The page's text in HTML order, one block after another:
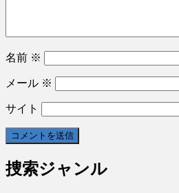
名前 ※
メール ※
サイト
捜索ジャンル